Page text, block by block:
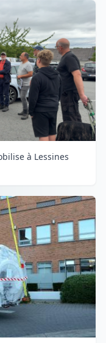
à Lessines